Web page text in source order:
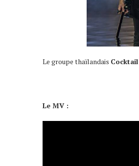
Le groupe thaïlandais Cocktail
Le MV :